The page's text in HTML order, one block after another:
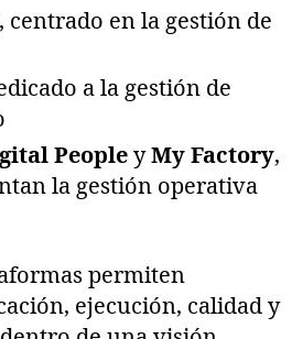
, centrado en la gestión de
a la gestión de
PeopleyMy Factory,
la gestión operativa
permiten
ejecución, calidad y